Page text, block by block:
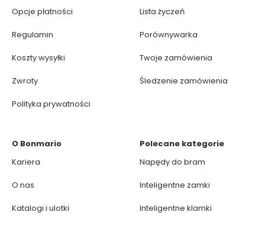
Opcje płatności
Regulamin
Koszty wysyłki
Zwroty
Polityka prywatności
Lista życzeń
Porównywarka
Twoje zamówienia
Śledzenie zamówienia
O Bonmario
Kariera
O nas
Katalogi i ulotki
Polecane kategorie
Napędy do bram
Inteligentne zamki
Inteligentne klamki